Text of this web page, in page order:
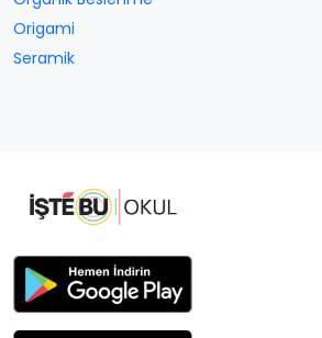
Origami
Seramik